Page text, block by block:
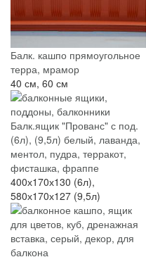
Балк. кашпо прямоугольное
терра, мрамор
40 см, 60 см
Балк.ящик "Прованс" с под.
(6л), (9,5л) белый, лаванда,
ментол, пудра, терракот,
фисташка, фраппе
400х170х130 (6л),
580х170х127 (9,5л)